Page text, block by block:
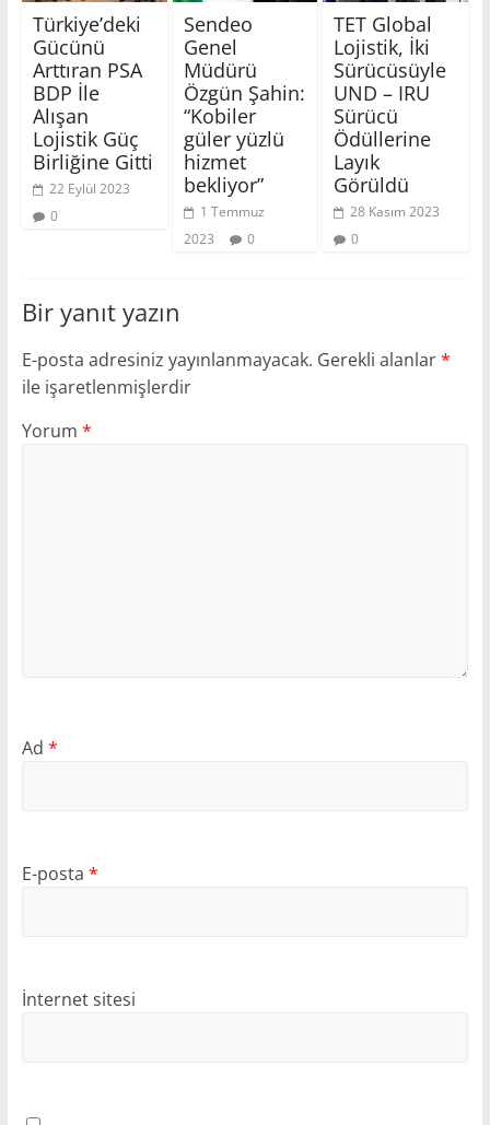
Türkiye’deki
Gücünü
Arttıran PSA
BDP İle
Alışan
Lojistik Güç
Birliğine Gitti
22 Eylül 2023
0
Sendeo
Genel
Müdürü
Özgün Şahin:
“Kobiler
güler yüzlü
hizmet
bekliyor”
1 Temmuz
2023
0
TET Global
Lojistik, İki
Sürücüsüyle
UND – IRU
Sürücü
Ödüllerine
Layık
Görüldü
28 Kasım 2023
0
Bir yanıt yazın
E-posta adresiniz yayınlanmayacak. Gerekli alanlar*
ile işaretlenmişlerdir
Yorum *
Ad *
E-posta *
İnternet sitesi